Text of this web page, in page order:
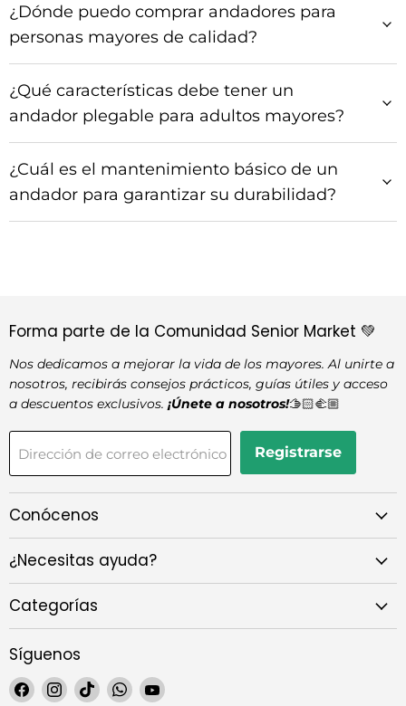
¿Dónde puedo comprar andadores para
personas mayores de calidad?
¿Qué características debe tener un
andador plegable para adultos mayores?
¿Cuál es el mantenimiento básico de un
andador para garantizar su durabilidad?
Forma parte de la Comunidad Senior Market 💚
Nos dedicamos a mejorar la vida de los mayores. Al unirte a
nosotros, recibirás consejos prácticos, guías útiles y acceso
a descuentos exclusivos. ¡Únete a nosotros!🫱🏻‍🫲🏼
Dirección de correo electrónico Registrarse
Conócenos
¿Necesitas ayuda?
Categorías
Síguenos
Encuéntrenos
Encuéntrenos
Encuéntrenos
Encuéntrenos
Encuéntrenos